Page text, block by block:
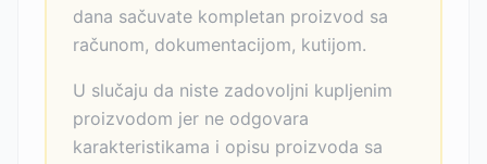
dana sačuvate kompletan proizvod sa
računom, dokumentacijom, kutijom.
U slučaju da niste zadovoljni kupljenim
proizvodom jer ne odgovara
karakteristikama i opisu proizvoda sa